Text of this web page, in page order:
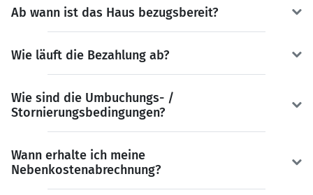
Ab wann ist das Haus bezugsbereit?
Wie läuft die Bezahlung ab?
Wie sind die Umbuchungs- /
Stornierungsbedingungen?
Wann erhalte ich meine
Nebenkostenabrechnung?